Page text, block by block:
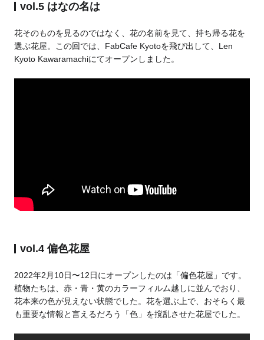
vol.5 はなの名は
花そのものを見るのではなく、花の名前を見て、持ち帰る花を
選ぶ花屋。この回では、FabCafe Kyotoを飛び出して、Len
Kyoto Kawaramachiにてオープンしました。
vol.4 偏色花屋
2022年2月10日〜12日にオープンしたのは「偏色花屋」です。
植物たちは、赤・青・黄のカラーフィルム越しに並んでおり、
花本来の色が見えない状態でした。花を選ぶ上で、おそらく最
も重要な情報と言えるだろう「色」を撹乱させた花屋でした。